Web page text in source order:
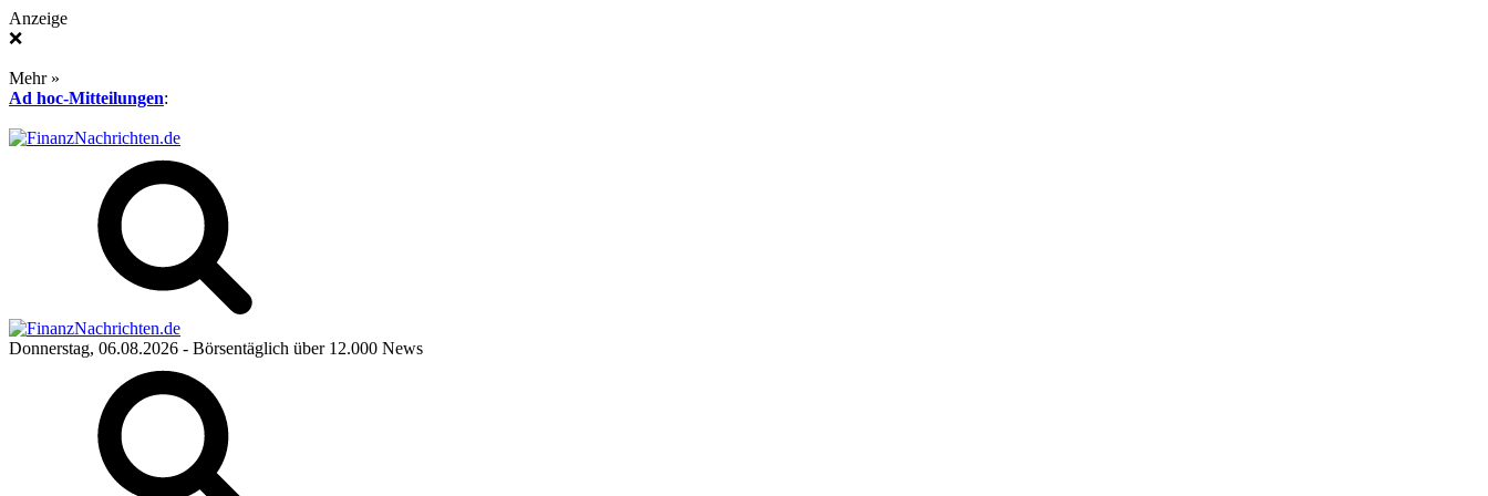
Anzeige
❌
Mehr »
Ad hoc-Mitteilungen:
Donnerstag, 06.08.2026 - Börsentäglich über 12.000 News